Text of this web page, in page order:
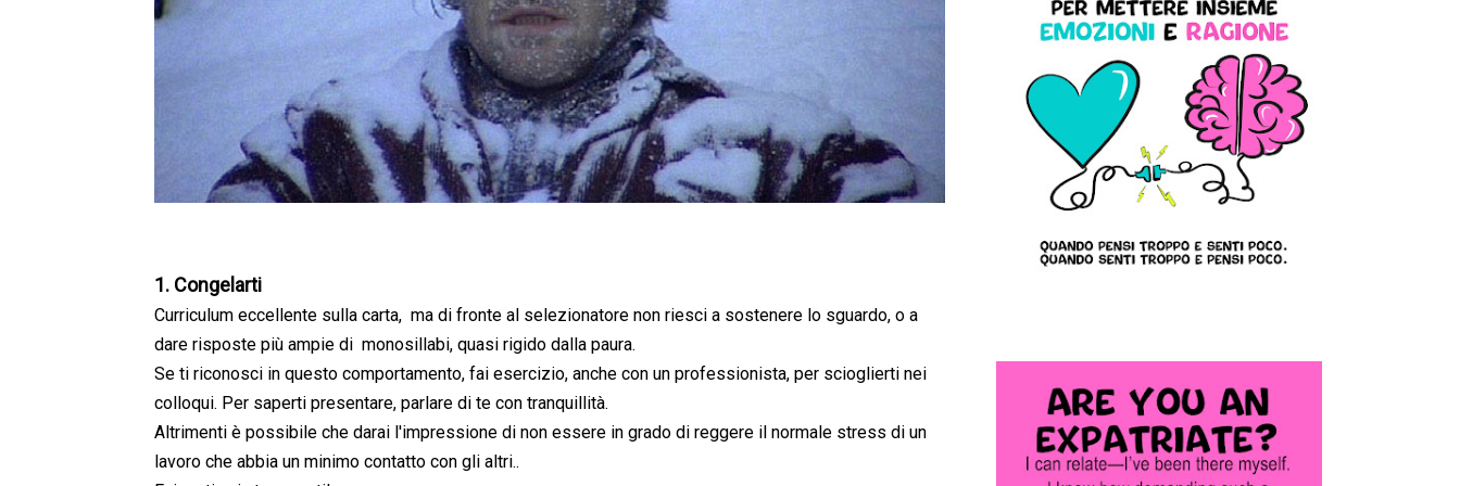
1. Congelarti
Curriculum eccellente sulla carta, ma di fronte al selezionatore non riesci a sostenere lo sguardo, o a
dare risposte più ampie di monosillabi, quasi rigido dalla paura.
Se ti riconosci in questo comportamento, fai esercizio, anche con un professionista, per scioglierti nei
colloqui. Per saperti presentare, parlare di te con tranquillità.
Altrimenti è possibile che darai l'impressione di non essere in grado di reggere il normale stress di un
lavoro che abbia un minimo contatto con gli altri..